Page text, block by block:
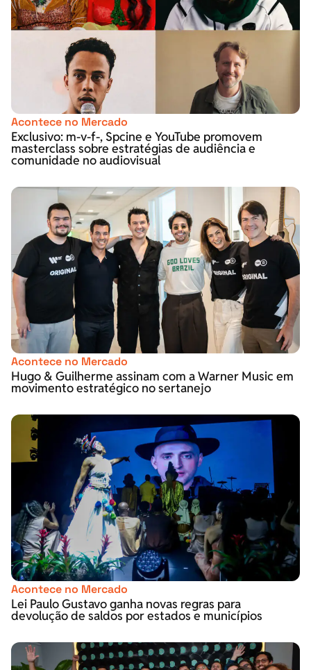
Acontece no Mercado
Exclusivo: m-v-f-, Spcine e YouTube promovem
masterclass sobre estratégias de audiência e
comunidade no audiovisual
Acontece no Mercado
Hugo & Guilherme assinam com a Warner Music em
movimento estratégico no sertanejo
Acontece no Mercado
Lei Paulo Gustavo ganha novas regras para
devolução de saldos por estados e municípios